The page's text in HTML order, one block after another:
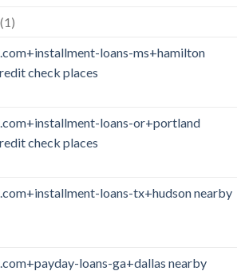
(1)
loans-ms+hamilton
check places
loans-or+portland
check places
loans-tx+hudson nearby
loans-ga+dallas nearby